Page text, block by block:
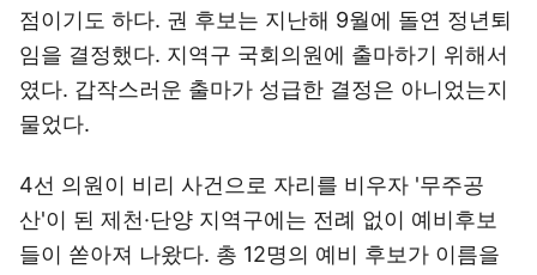
점이기도 하다. 권 후보는 지난해 9월에 돌연 정년퇴
임을 결정했다. 지역구 국회의원에 출마하기 위해서
였다. 갑작스러운 출마가 성급한 결정은 아니었는지
물었다.
4선 의원이 비리 사건으로 자리를 비우자 '무주공
산'이 된 제천·단양 지역구에는 전례 없이 예비후보
들이 쏟아져 나왔다. 총 12명의 예비 후보가 이름을